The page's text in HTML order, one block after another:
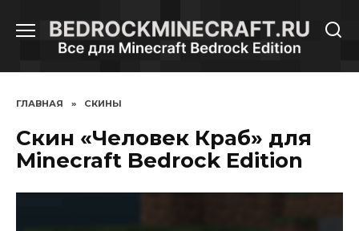
содержанию
ГЛАВНАЯ » СКИНЫ
Скин «Человек Краб» для
Minecraft Bedrock Edition